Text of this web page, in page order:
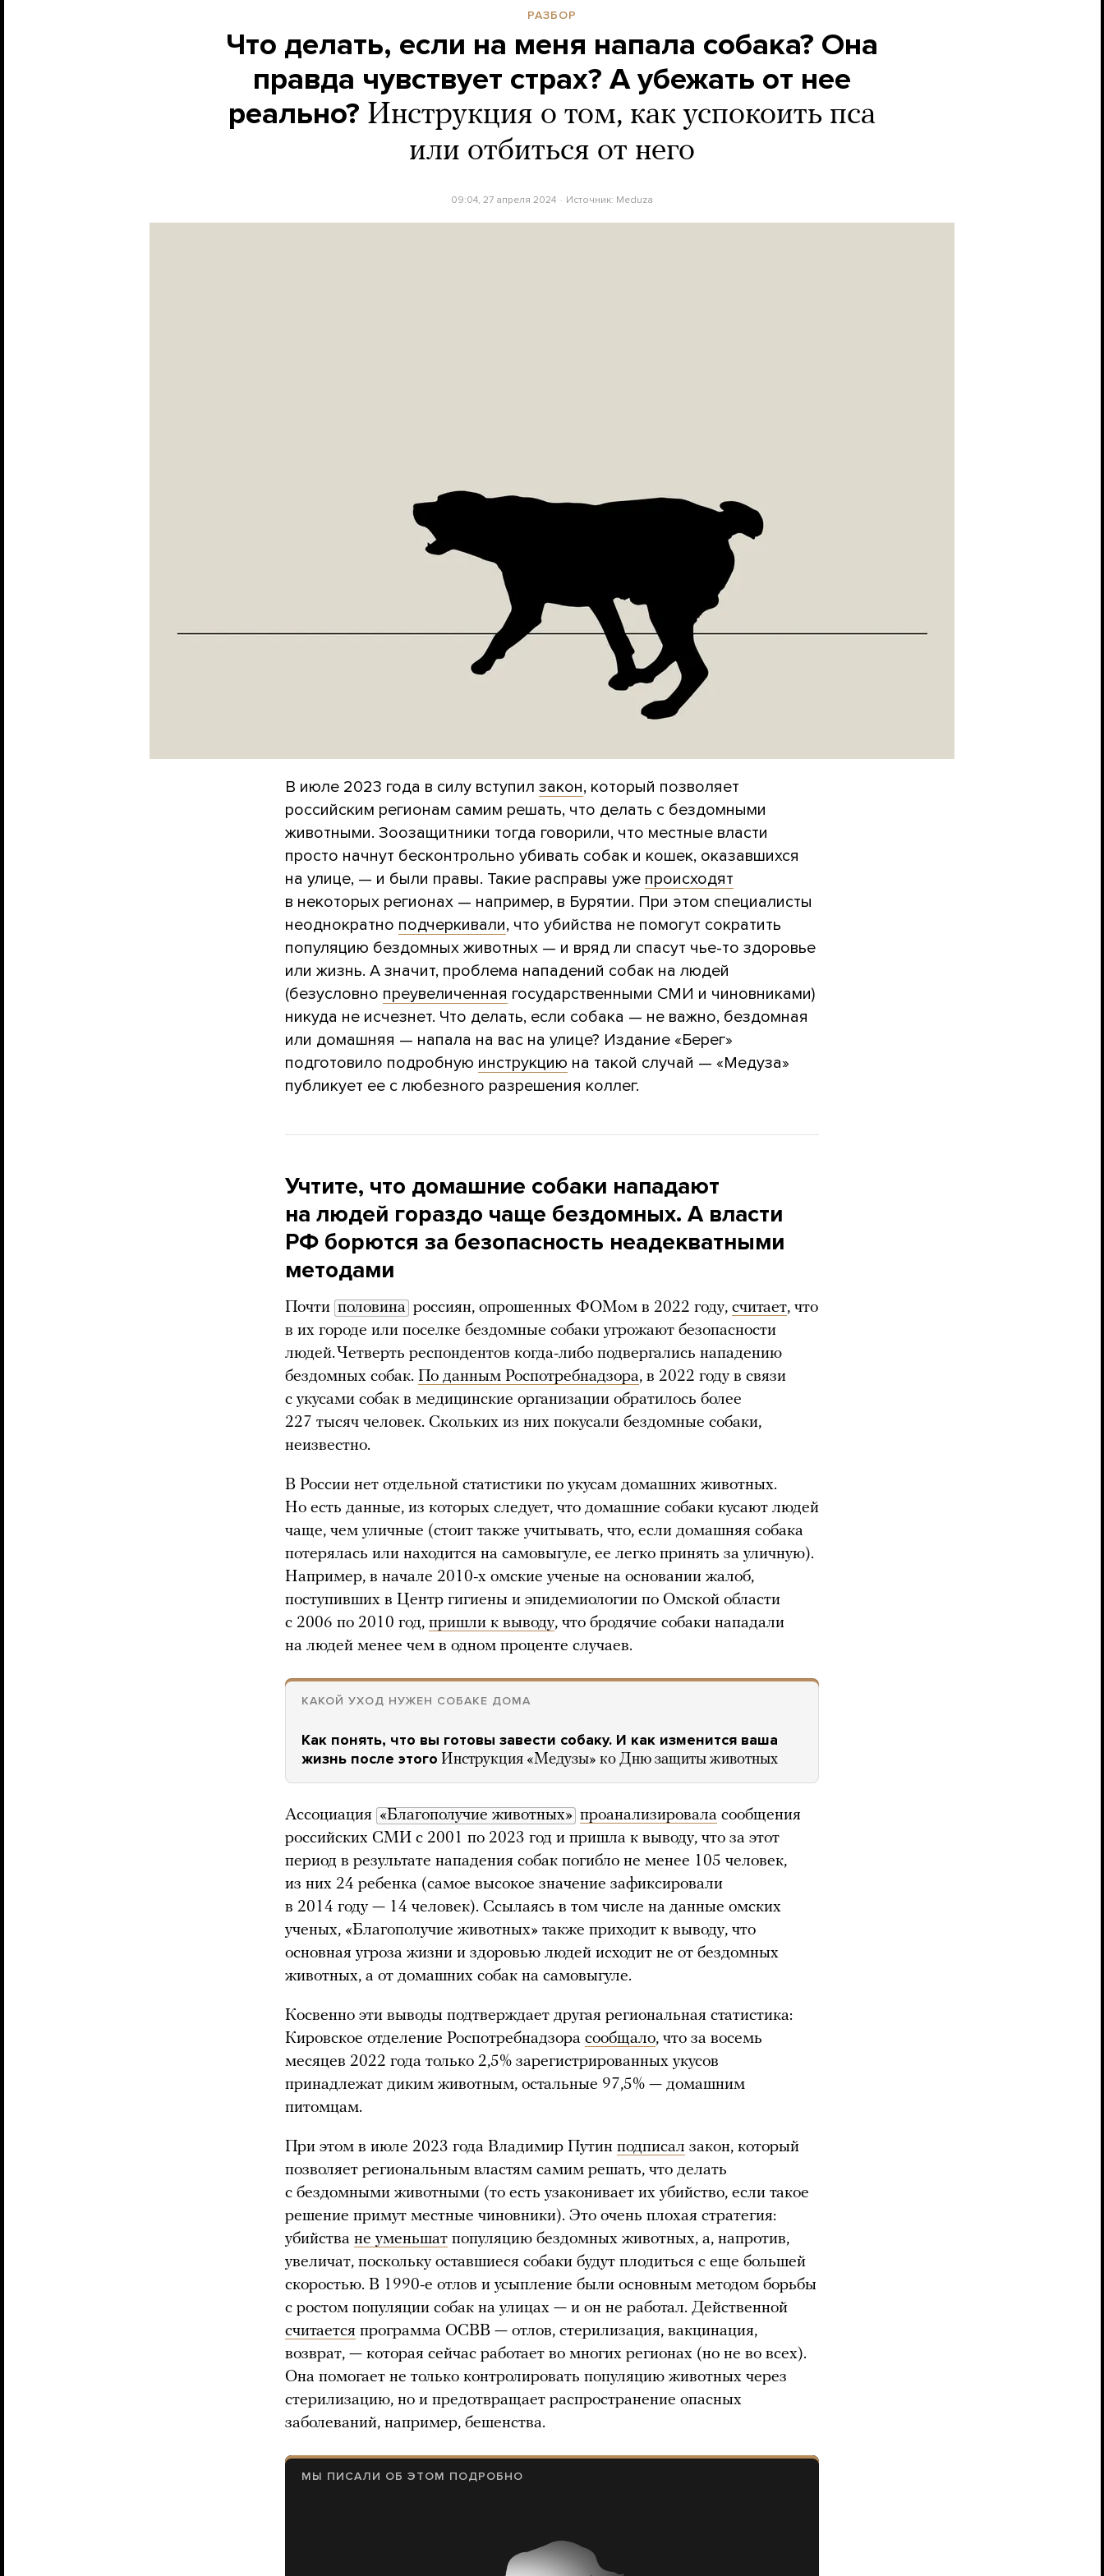
РАЗБОР
Что делать, если на меня напала собака? Она
правда чувствует страх? А убежать от нее
реально? Инструкция о том, как успокоить пса
или отбиться от него
09:04, 27 апреля 2024 Источник: Meduza
В июле 2023 года в силу вступил закон, который позволяет
российским регионам самим решать, что делать с бездомными
животными. Зоозащитники тогда говорили, что местные власти
просто начнут бесконтрольно убивать собак и кошек, оказавшихся
на улице, — и были правы. Такие расправы уже происходят
в некоторых регионах — например, в Бурятии. При этом специалисты
неоднократно подчеркивали, что убийства не помогут сократить
популяцию бездомных животных — и вряд ли спасут чье-то здоровье
или жизнь. А значит, проблема нападений собак на людей
(безусловно преувеличенная государственными СМИ и чиновниками)
никуда не исчезнет. Что делать, если собака — не важно, бездомная
или домашняя — напала на вас на улице? Издание «Берег»
подготовило подробную инструкцию на такой случай — «Медуза»
публикует ее с любезного разрешения коллег.
Учтите, что домашние собаки нападают
на людей гораздо чаще бездомных. А власти
РФ борются за безопасность неадекватными
методами
Почти половина россиян, опрошенных ФОМом в 2022 году, считает, что
в их городе или поселке бездомные собаки угрожают безопасности
людей. Четверть респондентов когда-либо подвергались нападению
бездомных собак. По данным Роспотребнадзора, в 2022 году в связи
с укусами собак в медицинские организации обратилось более
227 тысяч человек. Скольких из них покусали бездомные собаки,
неизвестно.
В России нет отдельной статистики по укусам домашних животных.
Но есть данные, из которых следует, что домашние собаки кусают людей
чаще, чем уличные (стоит также учитывать, что, если домашняя собака
потерялась или находится на самовыгуле, ее легко принять за уличную).
Например, в начале 2010-х омские ученые на основании жалоб,
поступивших в Центр гигиены и эпидемиологии по Омской области
с 2006 по 2010 год, пришли к выводу, что бродячие собаки нападали
на людей менее чем в одном проценте случаев.
КАКОЙ УХОД НУЖЕН СОБАКЕ ДОМА
Как понять, что вы готовы завести собаку. И как изменится ваша
жизнь после этого Инструкция «Медузы» ко Дню защиты животных
Ассоциация «Благополучие животных» проанализировала сообщения
российских СМИ с 2001 по 2023 год и пришла к выводу, что за этот
период в результате нападения собак погибло не менее 105 человек,
из них 24 ребенка (самое высокое значение зафиксировали
в 2014 году — 14 человек). Ссылаясь в том числе на данные омских
ученых, «Благополучие животных» также приходит к выводу, что
основная угроза жизни и здоровью людей исходит не от бездомных
животных, а от домашних собак на самовыгуле.
Косвенно эти выводы подтверждает другая региональная статистика:
Кировское отделение Роспотребнадзора сообщало, что за восемь
месяцев 2022 года только 2,5% зарегистрированных укусов
принадлежат диким животным, остальные 97,5% — домашним
питомцам.
При этом в июле 2023 года Владимир Путин подписал закон, который
позволяет региональным властям самим решать, что делать
с бездомными животными (то есть узаконивает их убийство, если такое
решение примут местные чиновники). Это очень плохая стратегия:
убийства не уменьшат популяцию бездомных животных, а, напротив,
увеличат, поскольку оставшиеся собаки будут плодиться с еще большей
скоростью. В 1990-е отлов и усыпление были основным методом борьбы
с ростом популяции собак на улицах — и он не работал. Действенной
считается программа ОСВВ — отлов, стерилизация, вакцинация,
возврат, — которая сейчас работает во многих регионах (но не во всех).
Она помогает не только контролировать популяцию животных через
стерилизацию, но и предотвращает распространение опасных
заболеваний, например, бешенства.
МЫ ПИСАЛИ ОБ ЭТОМ ПОДРОБНО